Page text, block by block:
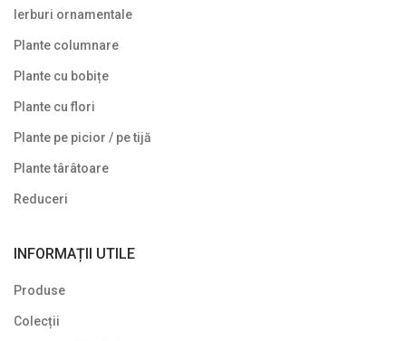
Ierburi ornamentale
Plante columnare
Plante cu bobițe
Plante cu flori
Plante pe picior / pe tijă
Plante târâtoare
Reduceri
INFORMAȚII UTILE
Produse
Colecții